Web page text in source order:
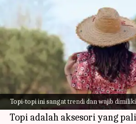
Topi-topi ini sangat trendi dan wajib
dimiliki setiap
menulis Taufiq Al Jufri Apr 10, 2023
Apa ceritanya
Musim panas telah tiba
mencari kacamata hitam dan
jangan lupa untuk memakai
Topi adalah aksesori yang